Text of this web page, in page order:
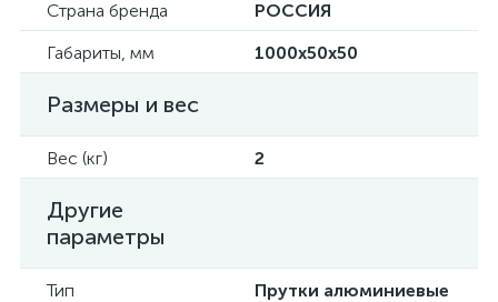
Страна бренда
РОССИЯ
Габариты, мм
1000х50х50
Размеры и вес
Вес (кг) 2
Другие
параметры
Тип Прутки алюминиевые